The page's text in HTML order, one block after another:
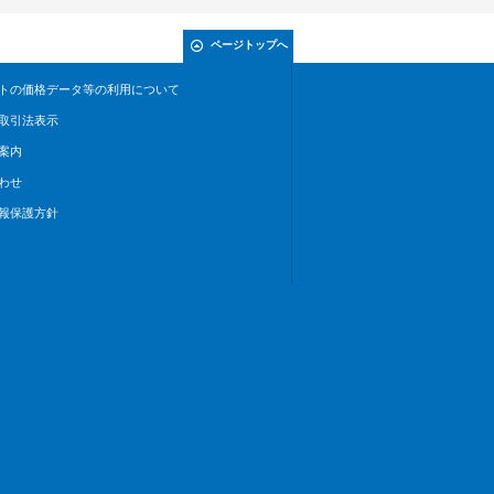
ページトップへ
の価格データ等の利用について
引法表示
内
せ
保護方針